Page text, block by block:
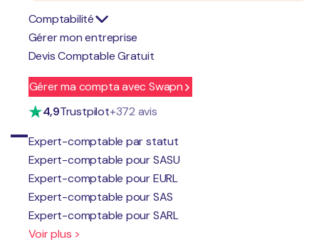
Comptabilité
Gérer mon entreprise
Devis Comptable Gratuit
Gérer ma compta avec Swapn
4,9Trustpilot+372 avis
Expert-comptable par statut
Expert-comptable pour SASU
Expert-comptable pour EURL
Expert-comptable pour SAS
Expert-comptable pour SARL
Voir plus >
Ces informations sont utilisées par Swapn, conformément à notre politique
de confidentialité, pour gérer votre demande dans le cadre de votre projet de
création d'entreprise